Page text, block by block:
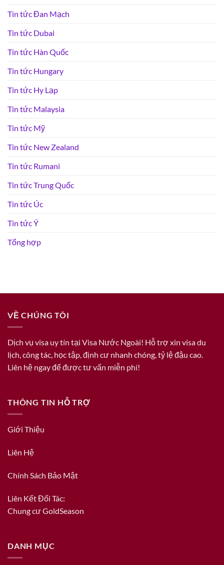
Tin tức Đan Mạch
Tin tức Dubai
Tin tức Hàn Quốc
Tin tức Hungary
Tin tức Hy Lạp
Tin tức Malaysia
Tin tức Mỹ
Tin tức New Zealand
Tin tức Rumani
Tin tức Trung Quốc
Tin tức Úc
Tin tức Ý
Tổng hợp
VỀ CHÚNG TÔI
Dịch vụ visa uy tín tại Visa Nước Ngoài! Hỗ trợ xin visa du
lịch, công tác, học tập, định cư nhanh chóng, tỷ lệ đậu cao.
Liên hệ ngay để được tư vấn miễn phí!
THÔNG TIN HỖ TRỢ
Giới Thiệu
Liên Hệ
Chính Sách Bảo Mật
Liên Kết Đối Tác:
Chung cư GoldSeason
DANH MỤC